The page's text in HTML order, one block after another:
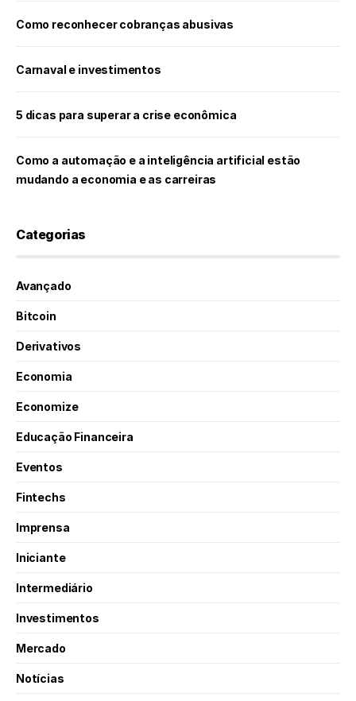
Como reconhecer cobranças abusivas
Carnaval e investimentos
5 dicas para superar a crise econômica
Como a automação e a inteligência artificial estão
mudando a economia e as carreiras
Categorias
Avançado
Bitcoin
Derivativos
Economia
Economize
Educação Financeira
Eventos
Fintechs
Imprensa
Iniciante
Intermediário
Investimentos
Mercado
Notícias